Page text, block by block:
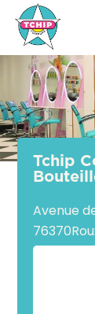
Tchip
Avenue
76370